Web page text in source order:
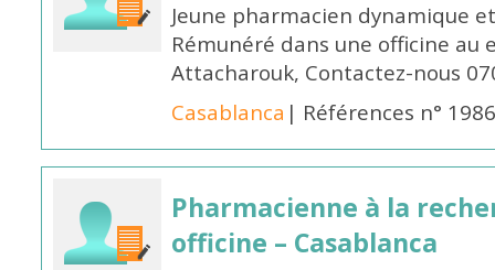
Jeune pharmacien dynamique
Rémunéré dans une officine au
Attacharouk, Contactez-nous
Casablanca | Références n°
Pharmacienne à la
officine – Casablanca